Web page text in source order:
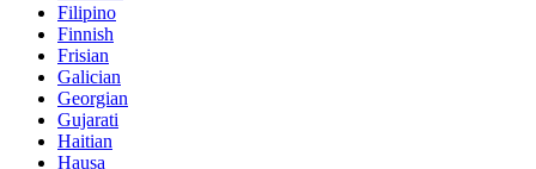
Filipino
Finnish
Frisian
Galician
Georgian
Gujarati
Haitian
Hausa